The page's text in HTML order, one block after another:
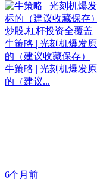
牛策略 | 光刻机爆发
的（建议收藏保存）
牛策略 | 光刻机爆发
的（建议...
6个月前